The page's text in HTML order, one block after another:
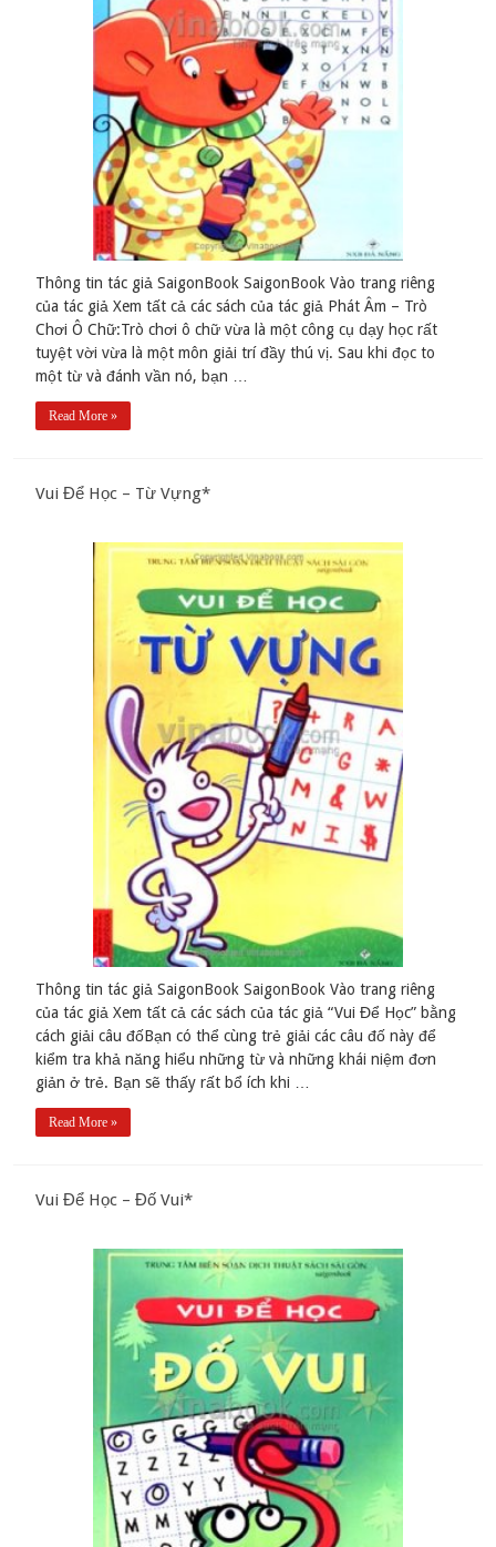
Thông tin tác giả SaigonBook SaigonBook Vào trang riêng
của tác giả Xem tất cả các sách của tác giả Phát Âm – Trò
Chơi Ô Chữ:Trò chơi ô chữ vừa là một công cụ dạy học rất
tuyệt vời vừa là một môn giải trí đầy thú vị. Sau khi đọc to
một từ và đánh vần nó, bạn …
Read More »
Vui Để Học – Từ Vựng*
Thông tin tác giả SaigonBook SaigonBook Vào trang riêng
của tác giả Xem tất cả các sách của tác giả “Vui Để Học” bằng
cách giải câu đốBạn có thể cùng trẻ giải các câu đố này để
kiểm tra khả năng hiểu những từ và những khái niệm đơn
giản ở trẻ. Bạn sẽ thấy rất bổ ích khi …
Read More »
Vui Để Học – Đố Vui*